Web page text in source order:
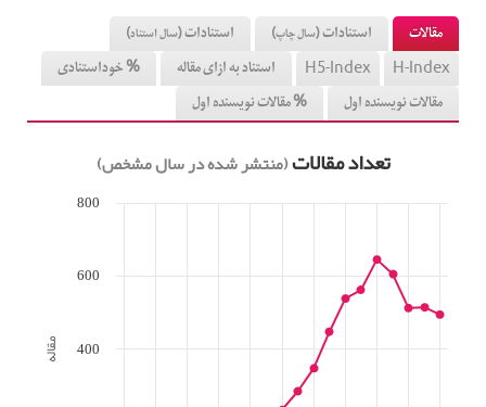
مقالات استنادات(سال چاپ) استنادات(سال استناد)
H-Index
H5-Index استناد به ازای مقاله
% خوداستنادی
مقالات نویسنده اول
% مقالات نویسنده اول
مقاله
تعداد مقالات(منتشر شده در سال مشخص)
400
600
800